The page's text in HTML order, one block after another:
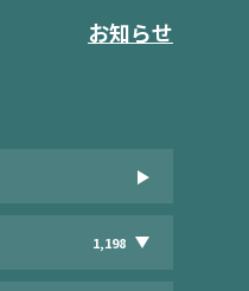
お知らせ
1,198